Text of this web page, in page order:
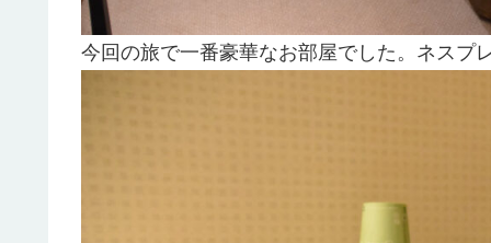
今回の旅で一番豪華なお部屋でした。ネスプ